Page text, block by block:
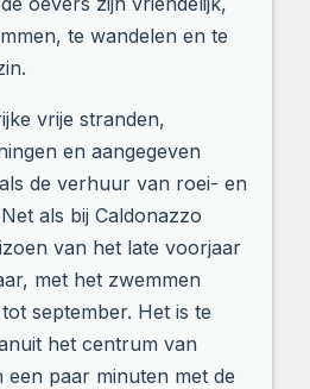
te wandelen en te
vrije stranden,
en aangegeven
de verhuur van roei- en
als bij Caldonazzo
van het late voorjaar
met het zwemmen
september. Het is te
het centrum van
een paar minuten met de